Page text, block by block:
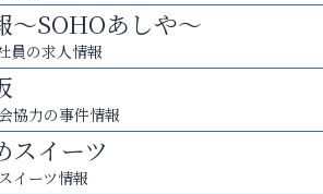
～SOHOあしや～
員の求人情報
協力の事件情報
スイーツ
イーツ情報